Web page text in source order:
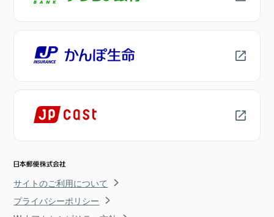
サイトのご利用について
プライバシーポリシー